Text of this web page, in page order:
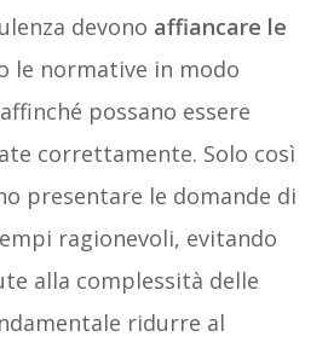
devono affiancare le
le normative in modo
possano essere
correttamente. Solo così
presentare le domande di
ragionevoli, evitando
alla complessità delle
ridurre al